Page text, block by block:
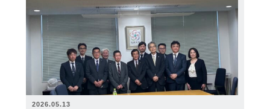
2026.05.13